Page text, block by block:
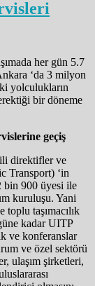
her gün 5.7
‘da 3 milyon
yolculukların
bir döneme
geçiş
direktifler ve
Transport) ‘in
bin 900 üyesi ile
kuruluşu. Yani
taşımacılık
kadar UITP
ve konferanslar
ve özel sektörü
ulaşım şirketleri,